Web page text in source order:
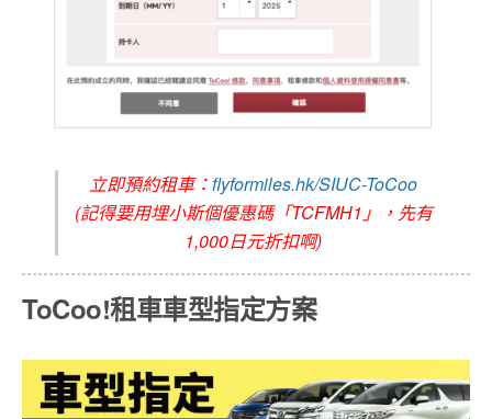
立即預約租車：flyformiles.hk/SIUC-ToCoo
(記得要用埋小斯個優惠碼「TCFMH1」，先有
1,000日元折扣啊)
ToCoo!租車車型指定方案